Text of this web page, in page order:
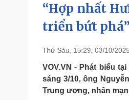
Tổ chức nhân sự
Quốc hội
Nhận diện sự thật
Pháp luật
Vụ án
Tin nóng
Tư vấn luật
“Hợp nhất
triển bứt phá”
Thứ Sáu, 15:29, 03/10/2025
VOV.VN - Phát biểu
sáng 3/10, ông
Trung ương, nhấn